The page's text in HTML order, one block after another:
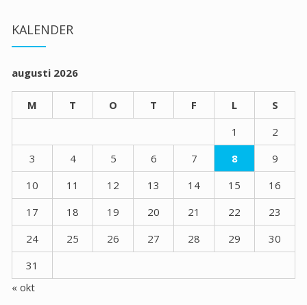
KALENDER
augusti 2026
M T O T F L
S
1
2
3
4 5 6 7 8
9
10
11 12 13 14 15
16
17
18 19 20 21 22
23
24
25 26 27 28 29
30
31
« okt